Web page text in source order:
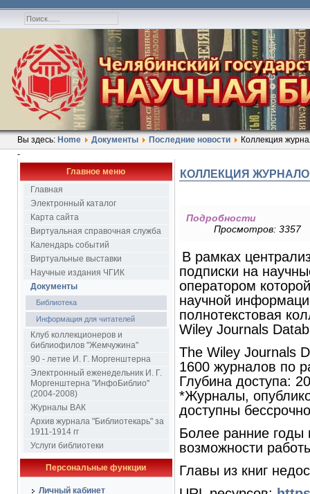
Вы здесь: Home Документы Последние новости
Коллекция
-
Главное меню
Главная
Электронный каталог
Карта сайта
Виртуальная справочная служба
Календарь событий
Виртуальные выставки
Научные издания ЧГИК
Документы
Библиотека
Информация для читателей
Клуб коллекционеров и
библиофилов "Жемчужина"
90 - летие И. Г. Моргенштерна
Электронный еженедельник И. Г.
Моргенштерна "ИнфоБиблио"
(2004-2008)
Журналы ВАК
Архив журнала "Библиотекарь" за
1911-1914 гг
Услуги библиотеки
Персональные функции
Личный кабинет
КОЛЛЕКЦИЯ
Подробности
Просмотров: 3357
В рамках
подписки на
оператором
научной
полнотекстовая
Wiley Journals
The Wiley Journals
1600 журналов по
Глубина доступа:
*Журналы,
доступны
Более ранние годы
возможности
Главы из книг